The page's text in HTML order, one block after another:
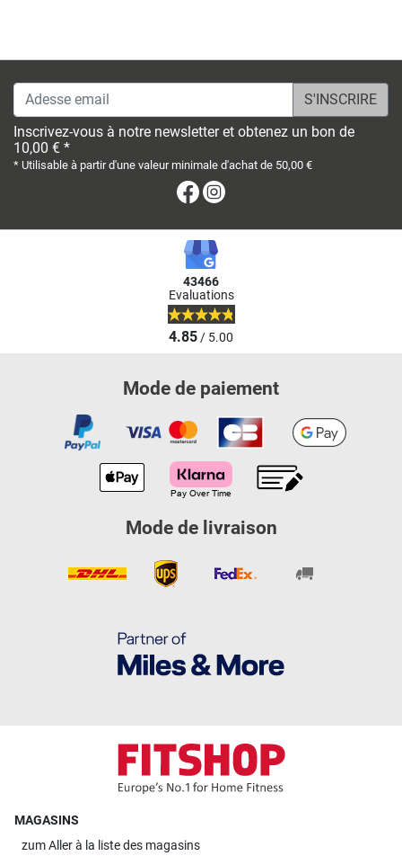
Adesse email
Inscrivez-vous à notre newsletter et obtenez un bon de
10,00 € *
* Utilisable à partir d'une valeur minimale d'achat de 50,00 €
Facebook
43466
Evaluations
4.85/ 5.00
Mode de paiement
Mode de livraison
MAGASINS
zumAller à la liste des magasins